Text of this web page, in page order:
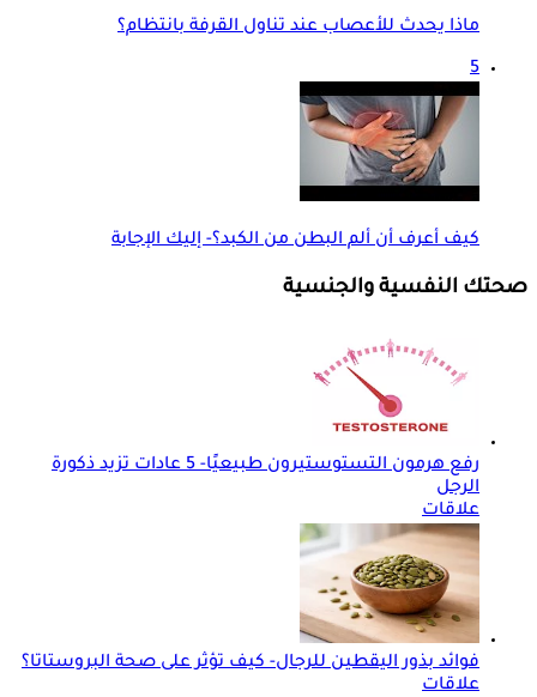
ماذا يحدث للأعصاب عند تناول القرفة بانتظام؟
5
كيف أعرف أن ألم البطن من الكبد؟- إليك الإجابة
صحتك النفسية والجنسية
رفع هرمون التستوستيرون طبيعيًا- 5 عادات تزيد ذكورة
الرجل
علاقات
فوائد بذور اليقطين للرجال- كيف تؤثر على صحة البروستاتا؟
علاقات